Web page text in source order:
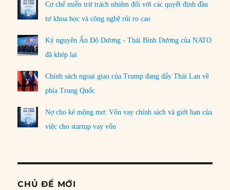
Cơ chế miễn trừ trách nhiệm đối với các quyết định đầu
tư khoa học và công nghệ rủi ro cao
Kỷ nguyên Ấn Độ Dương - Thái Bình Dương của NATO
đã khép lại
Chính sách ngoại giao của Trump đang đẩy Thái Lan về
phía Trung Quốc
Nợ cho kẻ mộng mơ: Vốn vay chính sách và giới hạn của
việc cho startup vay vốn
CHỦ ĐỀ MỚI